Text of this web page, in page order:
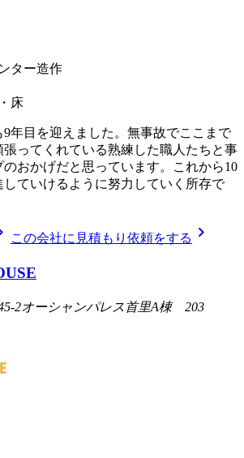
ター造作
床
年目を迎えました。無事故でここまで
ってくれている熟練した職人たちと事
おかげだと思っています。これから10
していけるように努力していく所存で
この会社に見積もり依頼をする chevron_right
2オーシャンパレス首里A棟 203